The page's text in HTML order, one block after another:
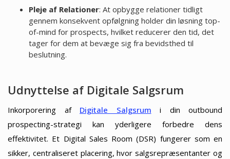
Pleje af Relationer: At opbygge relationer tidligt
gennem konsekvent opfølgning holder din løsning top-
of-mind for prospects, hvilket reducerer den tid, det
tager for dem at bevæge sig fra bevidsthed til
beslutning.
Udnyttelse af Digitale Salgsrum
Inkorporering af Digitale Salgsrum i din outbound
prospecting-strategi kan yderligere forbedre dens
effektivitet. Et Digital Sales Room (DSR) fungerer som en
sikker, centraliseret placering, hvor salgsrepræsentanter og